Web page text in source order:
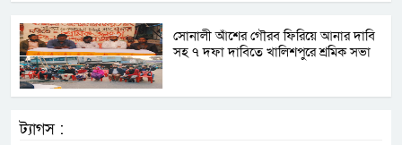
সোনালী আঁশের গৌরব ফিরিয়ে আনার দাবি
সহ ৭ দফা দাবিতে খালিশপুরে শ্রমিক সভা
ট্যাগস :